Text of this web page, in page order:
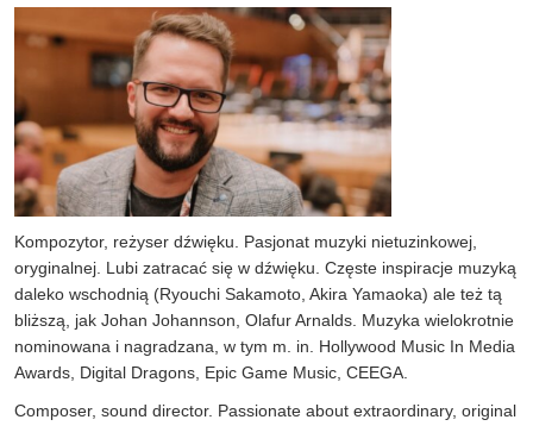
Kompozytor, reżyser dźwięku. Pasjonat muzyki nietuzinkowej,
oryginalnej. Lubi zatracać się w dźwięku. Częste inspiracje muzyką
daleko wschodnią (Ryouchi Sakamoto, Akira Yamaoka) ale też tą
bliższą, jak Johan Johannson, Olafur Arnalds. Muzyka wielokrotnie
nominowana i nagradzana, w tym m. in. Hollywood Music In Media
Awards, Digital Dragons, Epic Game Music, CEEGA.
Composer, sound director. Passionate about extraordinary, original